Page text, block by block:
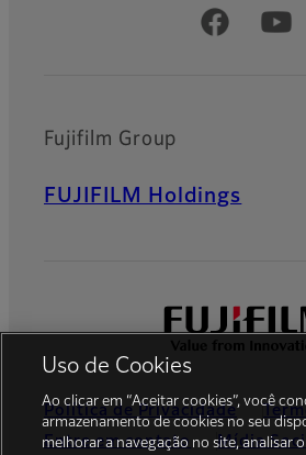
Official Social Media
Fujifilm Group
FUJIFILM Holdings
Política de Privacidade
Entre em contato
Mídia
Uso de Cookies
Ao clicar em “Aceitar cookies”, você
armazenamento de cookies no seu
melhorar a navegação no site, analisar